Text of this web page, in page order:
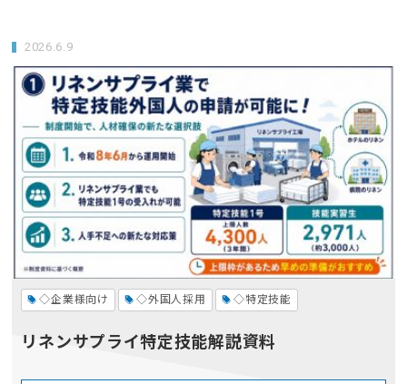
2026.6.9
◇企業様向け ◇外国人採用 ◇特定技能
リネンサプライ特定技能解説資料